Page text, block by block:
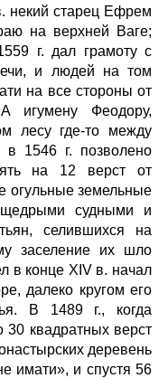
некий старец Ефрем
на верхней Ваге;
г. дал грамоту с
и людей на том
на все стороны от
игумену Феодору,
лесу где-то между
в 1546 г. позволено
на 12 верст от
огульные земельные
щедрыми судными и
селившихся на
заселение их шло
в конце XIV в. начал
далеко кругом его
В 1489 г., когда
квадратных верст
деревень
имати», и спустя 56